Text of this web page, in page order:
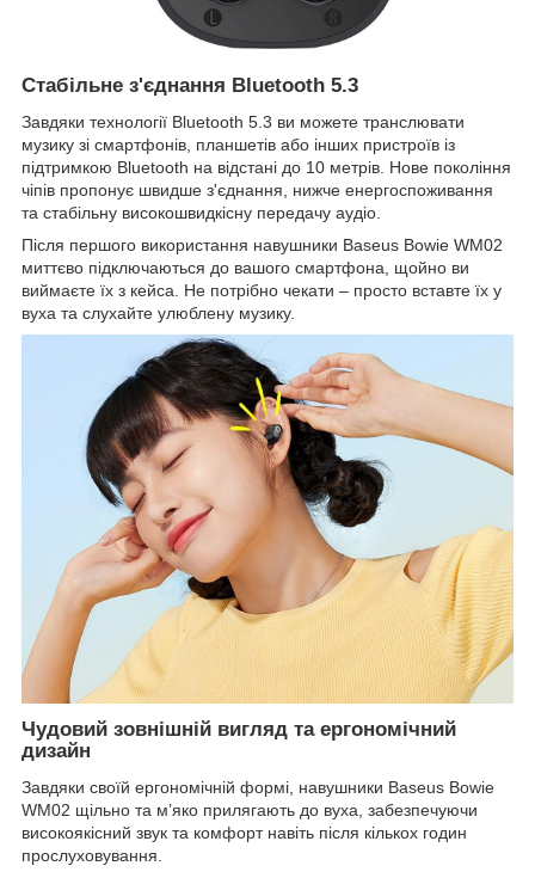
Стабільне з'єднання Bluetooth 5.3
Завдяки технології Bluetooth 5.3 ви можете транслювати
музику зі смартфонів, планшетів або інших пристроїв із
підтримкою Bluetooth на відстані до 10 метрів. Нове покоління
чіпів пропонує швидше з'єднання, нижче енергоспоживання
та стабільну високошвидкісну передачу аудіо.
Після першого використання навушники Baseus Bowie WM02
миттєво підключаються до вашого смартфона, щойно ви
виймаєте їх з кейса. Не потрібно чекати – просто вставте їх у
вуха та слухайте улюблену музику.
Чудовий зовнішній вигляд та ергономічний
дизайн
Завдяки своїй ергономічній формі, навушники Baseus Bowie
WM02 щільно та м’яко прилягають до вуха, забезпечуючи
високоякісний звук та комфорт навіть після кількох годин
прослуховування.